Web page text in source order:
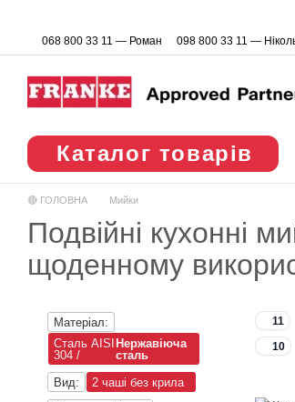
068 800 33 11 — Роман 098 800 33 11 —
Каталог товарів
🔴 ГОЛОВНА Мийки
Подвійні кухонні
щоденному
11
10
Матеріал:
Cталь AISI
304 /
Нержавіюча
сталь
Вид:
2 чаші без крила